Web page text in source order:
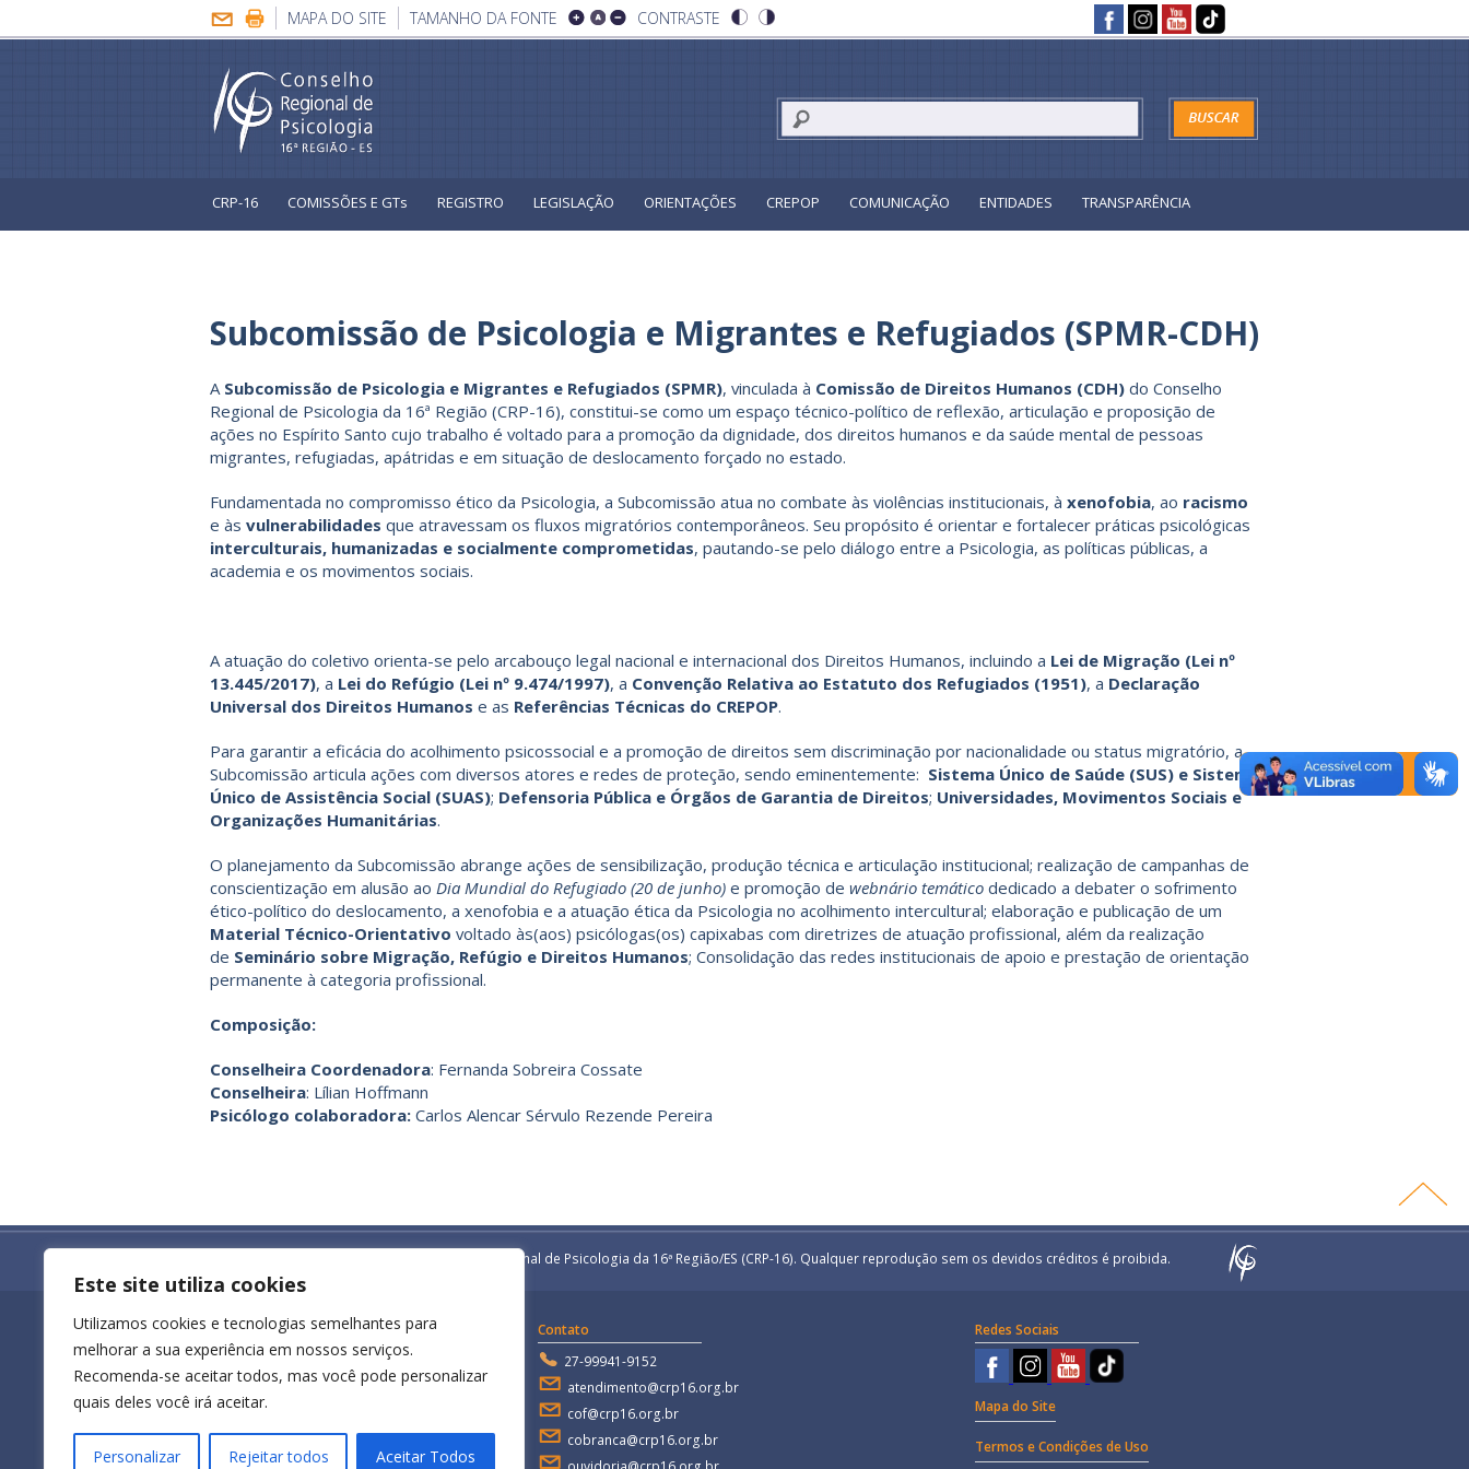
Este site utiliza cookies
Utilizamos cookies e tecnologias semelhantes para
melhorar a sua experiência em nossos serviços.
Recomenda-se aceitar todos, mas você pode personalizar
quais deles você irá aceitar.
Personalizar Rejeitar todos Aceitar Todos
MAPA DO SITE TAMANHO DA FONTE CONTRASTE
CRP-16 COMISSÕES E GTs REGISTRO LEGISLAÇÃO ORIENTAÇÕES CREPOP COMUNICAÇÃO ENTIDADES TRANSPARÊNCIA
Subcomissão de Psicologia e Migrantes e Refugiados (SPMR-CDH)
A Subcomissão de Psicologia e Migrantes e Refugiados (SPMR), vinculada à Comissão de Direitos Humanos (CDH) do Conselho
Regional de Psicologia da 16ª Região (CRP-16), constitui-se como um espaço técnico-político de reflexão, articulação e proposição de
ações no Espírito Santo cujo trabalho é voltado para a promoção da dignidade, dos direitos humanos e da saúde mental de pessoas
migrantes, refugiadas, apátridas e em situação de deslocamento forçado no estado.
Fundamentada no compromisso ético da Psicologia, a Subcomissão atua no combate às violências institucionais, à xenofobia, ao racismo
e às vulnerabilidades que atravessam os fluxos migratórios contemporâneos. Seu propósito é orientar e fortalecer práticas psicológicas
interculturais, humanizadas e socialmente comprometidas, pautando-se pelo diálogo entre a Psicologia, as políticas públicas, a
academia e os movimentos sociais.
A atuação do coletivo orienta-se pelo arcabouço legal nacional e internacional dos Direitos Humanos, incluindo a Lei de Migração (Lei nº
13.445/2017), a Lei do Refúgio (Lei nº 9.474/1997), a Convenção Relativa ao Estatuto dos Refugiados (1951), a Declaração
Universal dos Direitos Humanos e as Referências Técnicas do CREPOP.
Para garantir a eficácia do acolhimento psicossocial e a promoção de direitos sem discriminação por nacionalidade ou status migratório, a
Subcomissão articula ações com diversos atores e redes de proteção, sendo eminentemente: Sistema Único de Saúde (SUS) e Sistema
Único de Assistência Social (SUAS); Defensoria Pública e Órgãos de Garantia de Direitos; Universidades, Movimentos Sociais e
Organizações Humanitárias.
O planejamento da Subcomissão abrange ações de sensibilização, produção técnica e articulação institucional; realização de campanhas de
conscientização em alusão ao Dia Mundial do Refugiado (20 de junho) e promoção de webnário temático dedicado a debater o sofrimento
ético-político do deslocamento, a xenofobia e a atuação ética da Psicologia no acolhimento intercultural; elaboração e publicação de um
Material Técnico-Orientativo voltado às(aos) psicólogas(os) capixabas com diretrizes de atuação profissional, além da realização
de Seminário sobre Migração, Refúgio e Direitos Humanos; Consolidação das redes institucionais de apoio e prestação de orientação
permanente à categoria profissional.
Composição:
Conselheira Coordenadora: Fernanda Sobreira Cossate
Conselheira: Lílian Hoffmann
Psicólogo colaboradora: Carlos Alencar Sérvulo Rezende Pereira
Todos os direitos reservados ao Conselho Regional de Psicologia da 16ª Região/ES (CRP-16). Qualquer reprodução sem os devidos créditos é proibida.
Endereço
Rua Des. Ferreira Coelho, 330
8º andar, Salas 804-808
Praia do Suá, Vitória - ES
Atendimento ao público:
seg. a sex., das 8h30 às 17h30.
Contato
27-99941-9152
atendimento@crp16.org.br
cof@crp16.org.br
cobranca@crp16.org.br
Redes Sociais
Mapa do Site
Termos e Condições de Uso